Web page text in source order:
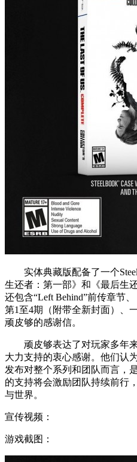
实体典藏版配备了一个
生还者：第一部》和《最后生
还包含“Left Behind”前传章节
第1至4期（附带全新封面）、
顽皮够的感谢信。
顽皮够表达了对玩家多年
大力支持的衷心感谢。他们认
发布对整个系列和团队而言，
的支持将会激励团队持续前行
与世界。
宣传视频：
游戏截图：